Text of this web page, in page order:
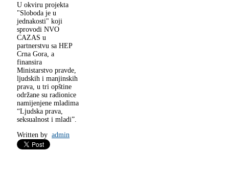
U okviru projekta
"Sloboda je u
jednakosti" koji
sprovodi NVO
CAZAS u
partnerstvu sa HEP
Crna Gora, a
finansira
Ministarstvo pravde,
ljudskih i manjinskih
prava, u tri opštine
održane su radionice
namijenjene mladima
“Ljudska prava,
seksualnost i mladi”.
Written by admin